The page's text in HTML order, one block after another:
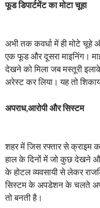
फूड डिपार्टमेंट का मोटा चूहा
अभी तक कवर्धा में ही मोटे चूहे
एक फूड और दूसरा माइनिंग।
देखने को मिला जब मस्तूरी
अरेस्ट कर लिया। यह तो
अपराध,आरोपी और सिस्टम
शहर में जिस रफ्तार से क्राइम
हाल के दिनों में जो कुछ देखने
के होटल व्यवसायी से लेकर
सिस्टम के अपडेशन के चलते
तो बनती है।